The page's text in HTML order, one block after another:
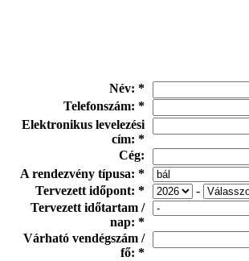
Név: *
Telefonszám: *
Elektronikus levelezési
cím: *
Cég:
A rendezvény típusa: *
Tervezett időpont: *
-
Tervezett időtartam /
nap: *
Várható vendégszám /
fő: *